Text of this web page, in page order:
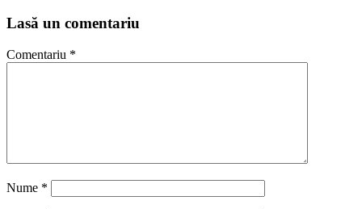
Lasă un comentariu
Comentariu *
Nume *